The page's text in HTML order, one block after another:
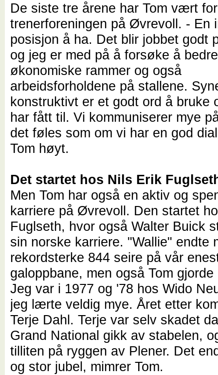
De siste tre årene har Tom vært
trenerforeningen på Øvrevoll. - En
posisjon å ha. Det blir jobbet godt
og jeg er med på å forsøke å bedre
økonomiske rammer og også
arbeidsforholdene på stallene.
konstruktivt er et godt ord å bruke
har fått til. Vi kommuniserer mye
det føles som om vi har en god
Tom høyt.
Det startet hos Nils Erik
Men Tom har også en aktiv og
karriere på Øvrevoll. Den startet
Fuglseth, hvor også Walter Buick
sin norske karriere. "Wallie" endte
rekordsterke 844 seire på vår
galoppbane, men også Tom
Jeg var i 1977 og '78 hos Wido
jeg lærte veldig mye. Året etter
Terje Dahl. Terje var selv skadet
Grand National gikk av stabelen,
tilliten på ryggen av Plener. Det
og stor jubel, mimrer Tom.